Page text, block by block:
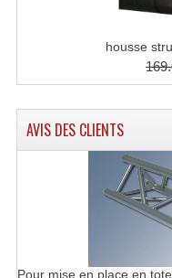
housse
AVIS DES CLIENTS
Pour mise en place en